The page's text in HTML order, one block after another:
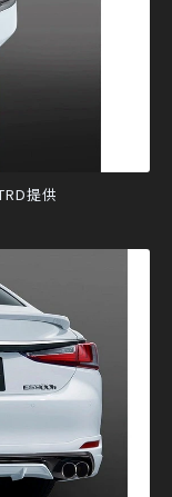
提供